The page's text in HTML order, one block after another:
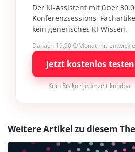
Der KI-Assistent mit über
Konferenzsessions,
kein generisches KI-Wissen.
Danach 19,90 €/Monat mit
Jetzt kostenlos testen
Kein Risiko · jederzeit kündbar
Weitere Artikel zu diesem